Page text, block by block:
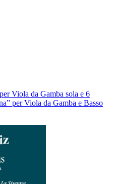
Viola da Gamba sola e 6
per Viola da Gamba e Basso